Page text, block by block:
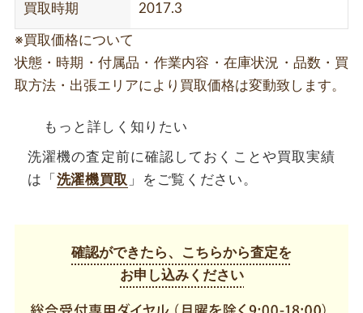
買取時期 2017.3
※買取価格について
状態・時期・付属品・作業内容・在庫状況・品数・買
取方法・出張エリアにより買取価格は変動致します。
もっと詳しく知りたい
洗濯機の査定前に確認しておくことや買取実績
は「 洗濯機買取 」をご覧ください。
確認ができたら、こちらから査定を
お申し込みください